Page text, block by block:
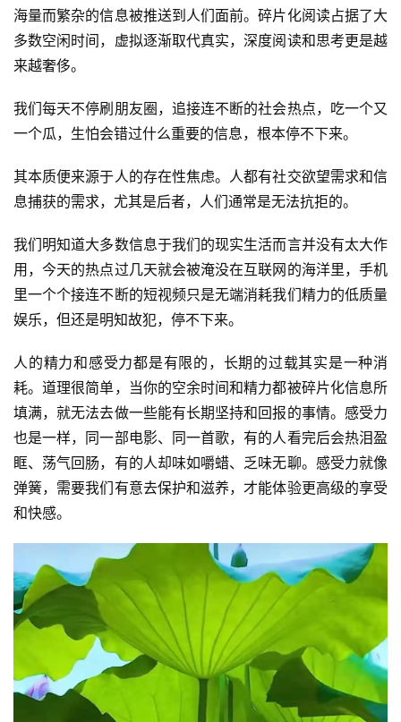
海量而繁杂的信息被推送到人们面前。碎片化阅读占据了大
多数空闲时间，虚拟逐渐取代真实，深度阅读和思考更是越
来越奢侈。
我们每天不停刷朋友圈，追接连不断的社会热点，吃一个又
一个瓜，生怕会错过什么重要的信息，根本停不下来。
其本质便来源于人的存在性焦虑。人都有社交欲望需求和信
息捕获的需求，尤其是后者，人们通常是无法抗拒的。
我们明知道大多数信息于我们的现实生活而言并没有太大作
用，今天的热点过几天就会被淹没在互联网的海洋里，手机
里一个个接连不断的短视频只是无端消耗我们精力的低质量
娱乐，但还是明知故犯，停不下来。
人的精力和感受力都是有限的，长期的过载其实是一种消
耗。道理很简单，当你的空余时间和精力都被碎片化信息所
填满，就无法去做一些能有长期坚持和回报的事情。感受力
也是一样，同一部电影、同一首歌，有的人看完后会热泪盈
眶、荡气回肠，有的人却味如嚼蜡、乏味无聊。感受力就像
弹簧，需要我们有意去保护和滋养，才能体验更高级的享受
和快感。